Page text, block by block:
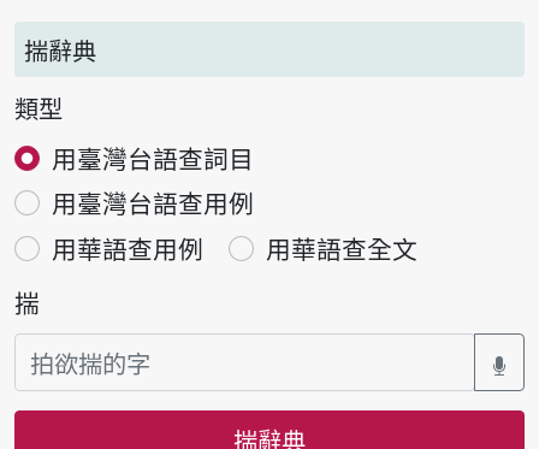
揣辭典
類型
用臺灣台語查詞目
用臺灣台語查用例
用華語查用例
用華語查全文
揣
揣辭典